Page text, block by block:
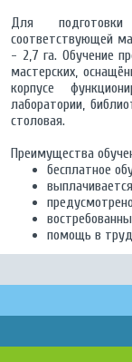
Для подготовки
соответствующей
- 2,7 га. Обучение
мастерских,
корпусе
лаборатории,
столовая.
Преимущества
бесплатное
помощь в